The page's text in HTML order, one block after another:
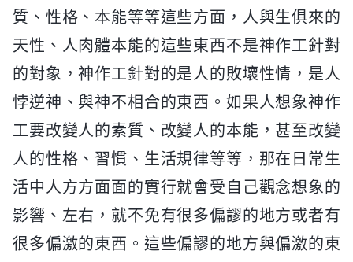
質、性格、本能等等這些方面，人與生俱來的
天性、人肉體本能的這些東西不是神作工針對
的對象，神作工針對的是人的敗壞性情，是人
悖逆神、與神不相合的東西。如果人想象神作
工要改變人的素質、改變人的本能，甚至改變
人的性格、習慣、生活規律等等，那在日常生
活中人方方面面的實行就會受自己觀念想象的
影響、左右，就不免有很多偏謬的地方或者有
很多偏激的東西。這些偏謬的地方與偏激的東